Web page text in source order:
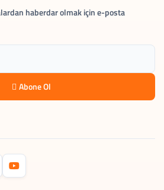
haberdar olmak için e-posta
Abone Ol